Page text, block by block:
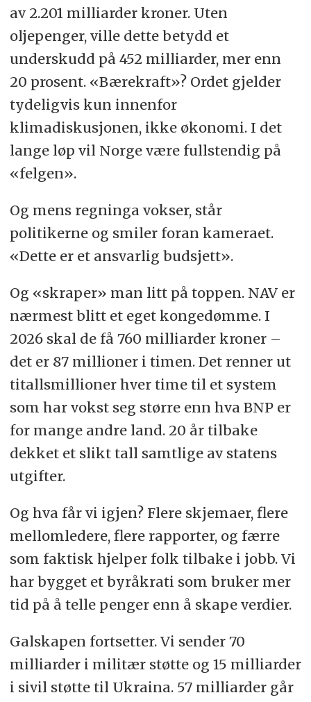
av 2.201 milliarder kroner. Uten
oljepenger, ville dette betydd et
underskudd på 452 milliarder, mer enn
20 prosent. «Bærekraft»? Ordet gjelder
tydeligvis kun innenfor
klimadiskusjonen, ikke økonomi. I det
lange løp vil Norge være fullstendig på
«felgen».
Og mens regninga vokser, står
politikerne og smiler foran kameraet.
«Dette er et ansvarlig budsjett».
Og «skraper» man litt på toppen. NAV er
nærmest blitt et eget kongedømme. I
2026 skal de få 760 milliarder kroner –
det er 87 millioner i timen. Det renner ut
titallsmillioner hver time til et system
som har vokst seg større enn hva BNP er
for mange andre land. 20 år tilbake
dekket et slikt tall samtlige av statens
utgifter.
Og hva får vi igjen? Flere skjemaer, flere
mellomledere, flere rapporter, og færre
som faktisk hjelper folk tilbake i jobb. Vi
har bygget et byråkrati som bruker mer
tid på å telle penger enn å skape verdier.
Galskapen fortsetter. Vi sender 70
milliarder i militær støtte og 15 milliarder
i sivil støtte til Ukraina. 57 milliarder går